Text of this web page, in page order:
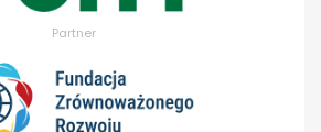
Partner